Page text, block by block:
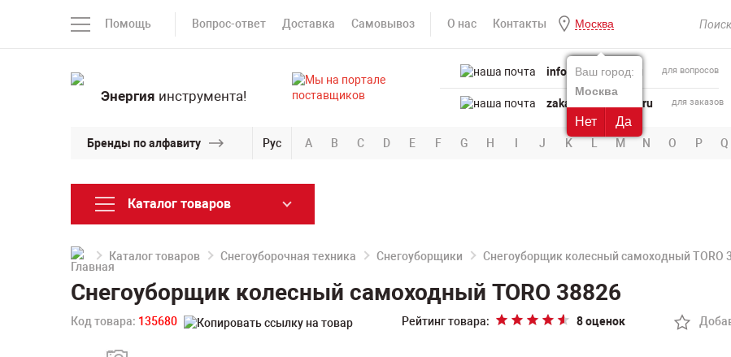
Помощь Вопрос-ответ Доставка Самовывоз О нас Контакты Москва
Ваш город:
Москва
Нет Да
Энергия инструмента!
info@powertool.ru для вопросов
zakaz@powertool.ru для заказов
Бренды по алфавиту Рус A B C D E F G H I J K L M N O P Q
Каталог товаров
Каталог товаров Снегоуборочная техника Снегоуборщики Снегоуборщик колесный самоходный TORO
Снегоуборщик колесный самоходный TORO 38826
Код товара: 135680 Рейтинг товара: 8 оценок